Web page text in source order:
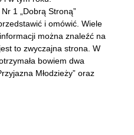
1 „Dobrą Stroną”
i omówić. Wiele
można znaleźć na
to zwyczajna strona. W
bowiem dwa
Młodzieży” oraz